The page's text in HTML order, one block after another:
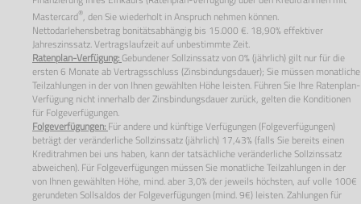
Mastercard®, den Sie wiederholt in Anspruch nehmen können.
Nettodarlehensbetrag bonitätsabhängig bis 15.000 €. 18,90% effektiver
Jahreszinssatz. Vertragslaufzeit auf unbestimmte Zeit.
Ratenplan-Verfügung: Gebundener Sollzinssatz von0%(jährlich) gilt nur für die
ersten6 Monate ab Vertragsschluss (Zinsbindungsdauer); Sie müssen monatliche
Teilzahlungen in der von Ihnen gewählten Höhe leisten. Führen Sie Ihre Ratenplan-
Verfügung nicht innerhalb der Zinsbindungsdauer zurück, gelten die Konditionen
für Folgeverfügungen.
Folgeverfügungen: Für andere und künftige Verfügungen (Folgeverfügungen)
beträgt der veränderliche Sollzinssatz (jährlich) 17,43% (falls Sie bereits einen
Kreditrahmen bei uns haben, kann der tatsächliche veränderliche Sollzinssatz
abweichen). Für Folgeverfügungen müssen Sie monatliche Teilzahlungen in der
von Ihnen gewählten Höhe, mind. aber 3,0% der jeweils höchsten, auf volle 100€
gerundeten Sollsaldos der Folgeverfügungen (mind. 9€) leisten. Zahlungen für